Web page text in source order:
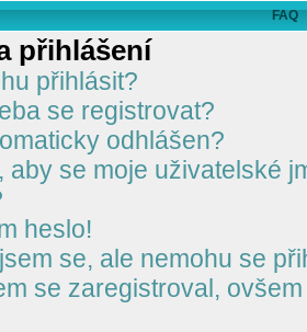
FAQ
přihlášení
přihlásit?
se registrovat?
odhlášen?
aby se moje uživatelské
heslo!
se, ale nemohu se
se zaregistroval,